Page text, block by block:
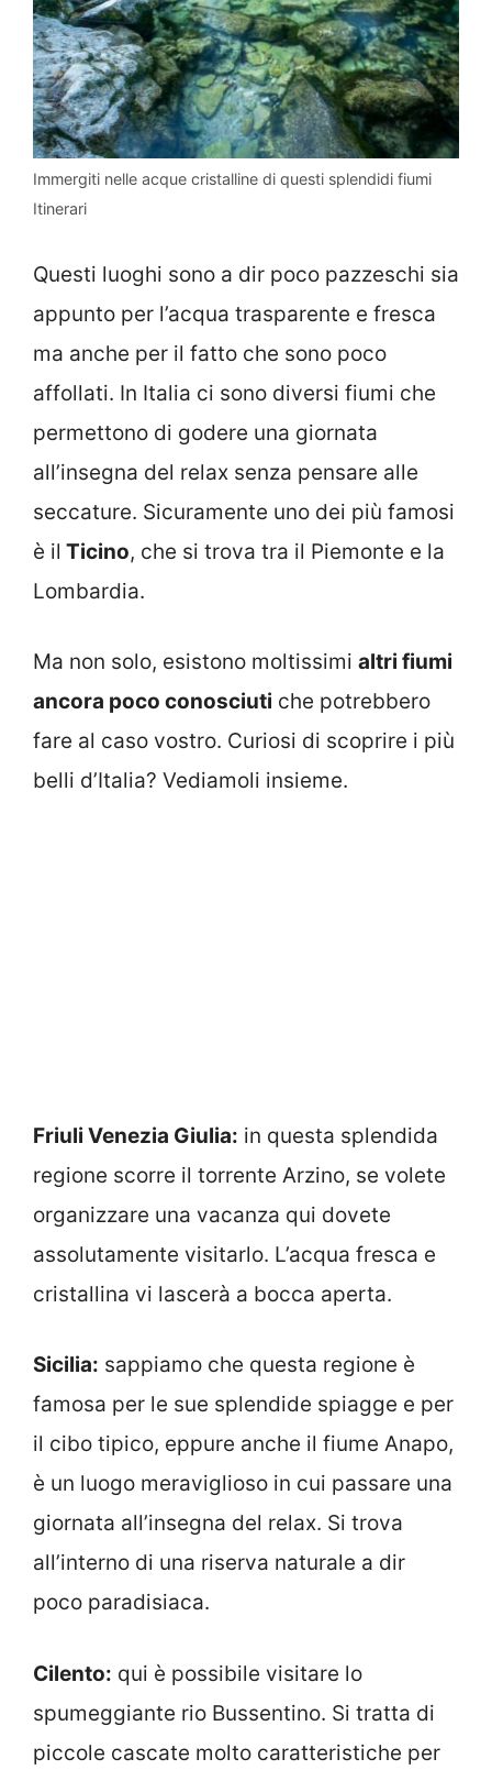
Immergiti nelle acque cristalline di questi splendidi fiumi
Itinerari
Questi luoghi sono a dir poco pazzeschi sia
appunto per l’acqua trasparente e fresca
ma anche per il fatto che sono poco
affollati. In Italia ci sono diversi fiumi che
permettono di godere una giornata
all’insegna del relax senza pensare alle
seccature. Sicuramente uno dei più famosi
è il Ticino, che si trova tra il Piemonte e la
Lombardia.
Ma non solo, esistono moltissimi altri fiumi
ancora poco conosciuti che potrebbero
fare al caso vostro. Curiosi di scoprire i più
belli d’Italia? Vediamoli insieme.
Friuli Venezia Giulia: in questa splendida
regione scorre il torrente Arzino, se volete
organizzare una vacanza qui dovete
assolutamente visitarlo. L’acqua fresca e
cristallina vi lascerà a bocca aperta.
Sicilia: sappiamo che questa regione è
famosa per le sue splendide spiagge e per
il cibo tipico, eppure anche il fiume Anapo,
è un luogo meraviglioso in cui passare una
giornata all’insegna del relax. Si trova
all’interno di una riserva naturale a dir
poco paradisiaca.
Cilento: qui è possibile visitare lo
spumeggiante rio Bussentino. Si tratta di
piccole cascate molto caratteristiche per